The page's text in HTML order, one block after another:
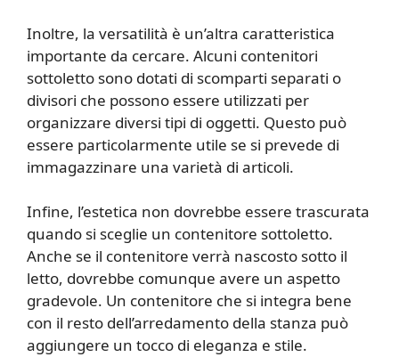
Inoltre, la versatilità è un’altra caratteristica
importante da cercare. Alcuni contenitori
sottoletto sono dotati di scomparti separati o
divisori che possono essere utilizzati per
organizzare diversi tipi di oggetti. Questo può
essere particolarmente utile se si prevede di
immagazzinare una varietà di articoli.
Infine, l’estetica non dovrebbe essere trascurata
quando si sceglie un contenitore sottoletto.
Anche se il contenitore verrà nascosto sotto il
letto, dovrebbe comunque avere un aspetto
gradevole. Un contenitore che si integra bene
con il resto dell’arredamento della stanza può
aggiungere un tocco di eleganza e stile.